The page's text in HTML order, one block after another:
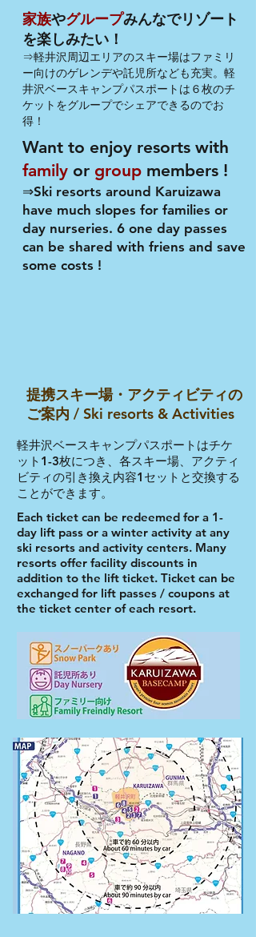
家族やグループみんなでリゾート
を楽しみたい！
⇒軽井沢周辺エリアのスキー場はファミリ
ー向けのゲレンデや託児所なども充実。軽
井沢ベースキャンプパスポートは６枚のチ
ケットをグループでシェアできるのでお
得！
Want to enjoy resorts with
family or group members !
⇒Ski resorts around Karuizawa
have much slopes for families or
day nurseries. 6 one day passes
can be shared with friens and save
some costs !
​提携スキー場・アクティビティの
ご案内 / Ski resorts & Activities
​軽井沢ベースキャンプパスポートはチケ
ット1-3枚につき、各スキー場、アクティ
ビティの引き換え内容1セットと交換する
ことができます。
Each ticket can be redeemed for a 1-
day lift pass or a winter activity at any
ski resorts and activity centers. Many
resorts offer facility discounts in
addition to the lift ticket. Ticket can be
exchanged for lift passes / coupons at
the ticket center of each resort.